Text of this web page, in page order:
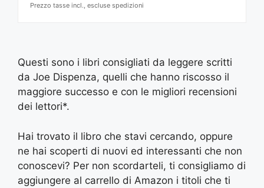
Prezzo tasse incl., escluse spedizioni
Questi sono i libri consigliati da leggere scritti
da Joe Dispenza, quelli che hanno riscosso il
maggiore successo e con le migliori recensioni
dei lettori*.
Hai trovato il libro che stavi cercando, oppure
ne hai scoperti di nuovi ed interessanti che non
conoscevi? Per non scordarteli, ti consigliamo di
aggiungere al carrello di Amazon i titoli che ti